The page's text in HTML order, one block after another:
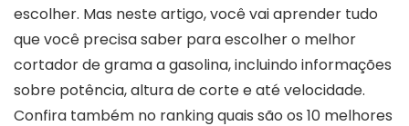
escolher. Mas neste artigo, você vai aprender tudo
que você precisa saber para escolher o melhor
cortador de grama a gasolina, incluindo informações
sobre potência, altura de corte e até velocidade.
Confira também no ranking quais são os 10 melhores